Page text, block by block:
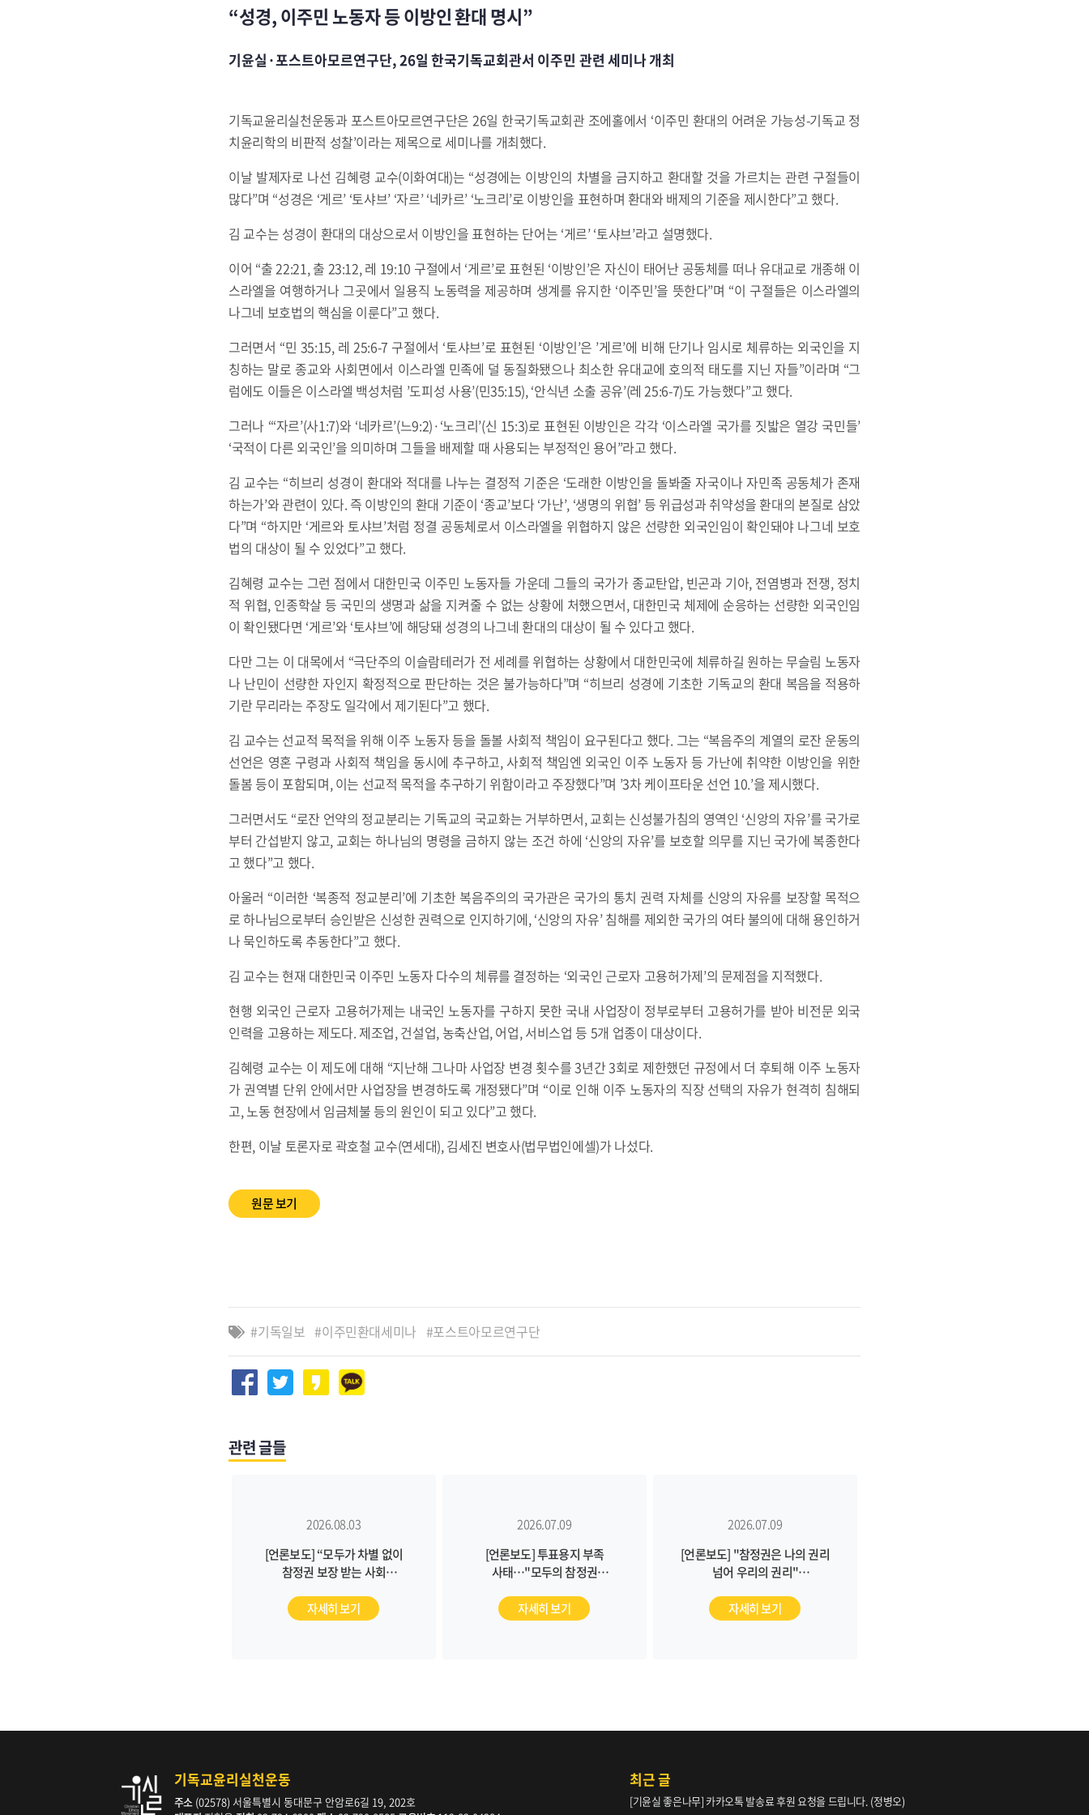
“성경, 이주민 노동자 등 이방인 환대 명시”
기윤실·포스트아모르연구단, 26일 한국기독교회관서 이주민 관련 세미나 개최
기독교윤리실천운동과 포스트아모르연구단은 26일 한국기독교회관 조에홀에서 ‘이주민 환대의 어려운 가능성-기독교 정
치윤리학의 비판적 성찰’이라는 제목으로 세미나를 개최했다.
이날 발제자로 나선 김혜령 교수(이화여대)는 “성경에는 이방인의 차별을 금지하고 환대할 것을 가르치는 관련 구절들이
많다”며 “성경은 ‘게르’ ‘토샤브’ ‘자르’ ‘네카르’ ‘노크리’로 이방인을 표현하며 환대와 배제의 기준을 제시한다”고 했다.
김 교수는 성경이 환대의 대상으로서 이방인을 표현하는 단어는 ‘게르’ ‘토샤브’라고 설명했다.
이어 “출 22:21, 출 23:12, 레 19:10 구절에서 ‘게르’로 표현된 ‘이방인’은 자신이 태어난 공동체를 떠나 유대교로 개종해 이
스라엘을 여행하거나 그곳에서 일용직 노동력을 제공하며 생계를 유지한 ‘이주민’을 뜻한다”며 “이 구절들은 이스라엘의
나그네 보호법의 핵심을 이룬다”고 했다.
그러면서 “민 35:15, 레 25:6-7 구절에서 ‘토샤브’로 표현된 ‘이방인’은 ’게르’에 비해 단기나 임시로 체류하는 외국인을 지
칭하는 말로 종교와 사회면에서 이스라엘 민족에 덜 동질화됐으나 최소한 유대교에 호의적 태도를 지닌 자들”이라며 “그
럼에도 이들은 이스라엘 백성처럼 ’도피성 사용’(민35:15), ‘안식년 소출 공유’(레 25:6-7)도 가능했다”고 했다.
그러나 “‘자르’(사1:7)와 ‘네카르’(느9:2)·‘노크리’(신 15:3)로 표현된 이방인은 각각 ‘이스라엘 국가를 짓밟은 열강 국민들’
‘국적이 다른 외국인’을 의미하며 그들을 배제할 때 사용되는 부정적인 용어”라고 했다.
김 교수는 “히브리 성경이 환대와 적대를 나누는 결정적 기준은 ‘도래한 이방인을 돌봐줄 자국이나 자민족 공동체가 존재
하는가’와 관련이 있다. 즉 이방인의 환대 기준이 ‘종교’보다 ‘가난’, ‘생명의 위협’ 등 위급성과 취약성을 환대의 본질로 삼았
다”며 “하지만 ‘게르와 토샤브’처럼 정결 공동체로서 이스라엘을 위협하지 않은 선량한 외국인임이 확인돼야 나그네 보호
법의 대상이 될 수 있었다”고 했다.
김혜령 교수는 그런 점에서 대한민국 이주민 노동자들 가운데 그들의 국가가 종교탄압, 빈곤과 기아, 전염병과 전쟁, 정치
적 위협, 인종학살 등 국민의 생명과 삶을 지켜줄 수 없는 상황에 처했으면서, 대한민국 체제에 순응하는 선량한 외국인임
이 확인됐다면 ‘게르’와 ‘토샤브’에 해당돼 성경의 나그네 환대의 대상이 될 수 있다고 했다.
다만 그는 이 대목에서 “극단주의 이슬람테러가 전 세례를 위협하는 상황에서 대한민국에 체류하길 원하는 무슬림 노동자
나 난민이 선량한 자인지 확정적으로 판단하는 것은 불가능하다”며 “히브리 성경에 기초한 기독교의 환대 복음을 적용하
기란 무리라는 주장도 일각에서 제기된다”고 했다.
김 교수는 선교적 목적을 위해 이주 노동자 등을 돌볼 사회적 책임이 요구된다고 했다. 그는 “복음주의 계열의 로잔 운동의
선언은 영혼 구령과 사회적 책임을 동시에 추구하고, 사회적 책임엔 외국인 이주 노동자 등 가난에 취약한 이방인을 위한
돌봄 등이 포함되며, 이는 선교적 목적을 추구하기 위함이라고 주장했다”며 ’3차 케이프타운 선언 10.’을 제시했다.
그러면서도 “로잔 언약의 정교분리는 기독교의 국교화는 거부하면서, 교회는 신성불가침의 영역인 ‘신앙의 자유’를 국가로
부터 간섭받지 않고, 교회는 하나님의 명령을 금하지 않는 조건 하에 ‘신앙의 자유’를 보호할 의무를 지닌 국가에 복종한다
고 했다”고 했다.
아울러 “이러한 ‘복종적 정교분리’에 기초한 복음주의의 국가관은 국가의 통치 권력 자체를 신앙의 자유를 보장할 목적으
로 하나님으로부터 승인받은 신성한 권력으로 인지하기에, ‘신앙의 자유’ 침해를 제외한 국가의 여타 불의에 대해 용인하거
나 묵인하도록 추동한다”고 했다.
김 교수는 현재 대한민국 이주민 노동자 다수의 체류를 결정하는 ‘외국인 근로자 고용허가제’의 문제점을 지적했다.
현행 외국인 근로자 고용허가제는 내국인 노동자를 구하지 못한 국내 사업장이 정부로부터 고용허가를 받아 비전문 외국
인력을 고용하는 제도다. 제조업, 건설업, 농축산업, 어업, 서비스업 등 5개 업종이 대상이다.
김혜령 교수는 이 제도에 대해 “지난해 그나마 사업장 변경 횟수를 3년간 3회로 제한했던 규정에서 더 후퇴해 이주 노동자
가 권역별 단위 안에서만 사업장을 변경하도록 개정됐다”며 “이로 인해 이주 노동자의 직장 선택의 자유가 현격히 침해되
고, 노동 현장에서 임금체불 등의 원인이 되고 있다”고 했다.
한편, 이날 토론자로 곽호철 교수(연세대), 김세진 변호사(법무법인에셀)가 나섰다.
원문 보기
기독일보 이주민환대세미나 포스트아모르연구단
관련 글들
2026.08.03
[언론보도] “모두가 차별 없이
참정권 보장 받는 사회
기독교타임즈)
자세히 보기
2026.07.09
[언론보도] 투표용지 부족
사태…"모두의 참정권
노컷뉴스)
자세히 보기
2026.07.09
[언론보도] "참정권은 나의 권리
넘어 우리의 권리"
자세히 보기
기독교윤리실천운동
주소(02578) 서울특별시 동대문구 안암로6길 19, 202호
최근 글
[기윤실 좋은나무] 카카오톡 발송료 후원 요청을 드립니다. (정병오)